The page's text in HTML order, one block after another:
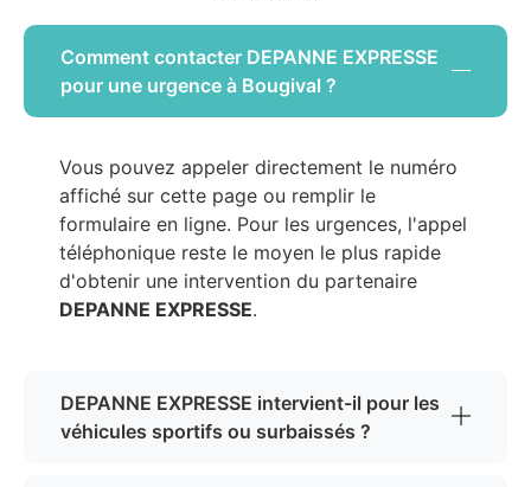
Comment contacter DEPANNE EXPRESSE
pour une urgence à Bougival ?
Vous pouvez appeler directement le numéro
affiché sur cette page ou remplir le
formulaire en ligne. Pour les urgences, l'appel
téléphonique reste le moyen le plus rapide
d'obtenir une intervention du partenaire
DEPANNE EXPRESSE.
DEPANNE EXPRESSE intervient-il pour les
véhicules sportifs ou surbaissés ?